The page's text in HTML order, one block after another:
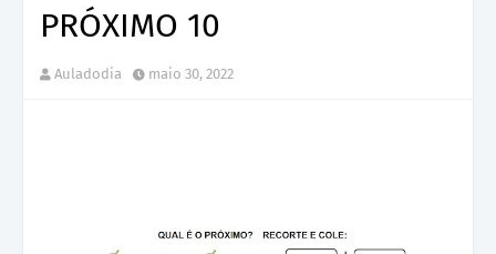
PRÓXIMO 10
Auladodia maio 30, 2022